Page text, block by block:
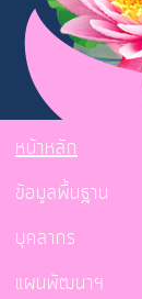
หน้าหลัก
ข้อมูลพื้นฐาน
บุคลากร
แผนพัฒนาฯ